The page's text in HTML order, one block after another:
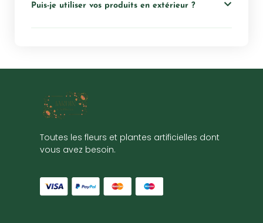
Puis-je utiliser vos produits en extérieur ?
Toutes les fleurs et plantes artificielles dont
vous avez besoin.